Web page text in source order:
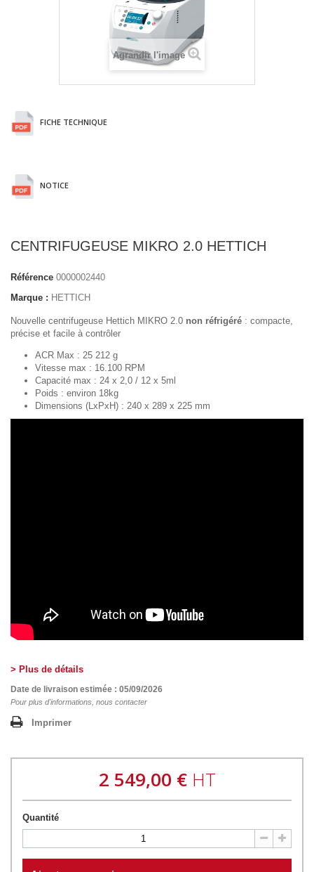
Agrandir l'image
FICHE TECHNIQUE
NOTICE
CENTRIFUGEUSE MIKRO 2.0 HETTICH
Référence 0000002440
Marque : HETTICH
Nouvelle centrifugeuse Hettich MIKRO 2.0 non réfrigéré : compacte,
précise et facile à contrôler
ACR Max : 25 212 g
Vitesse max : 16.100 RPM
Capacité max : 24 x 2,0 / 12 x 5ml
Poids : environ 18kg
Dimensions (LxPxH) : 240 x 289 x 225 mm
> Plus de détails
Date de livraison estimée : 05/09/2026
Pour plus d'informations, nous contacter
Imprimer
2 549,00 €HT
Quantité